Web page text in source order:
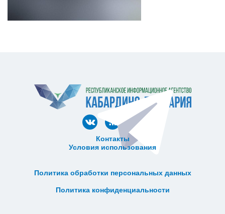
Контакты
Условия использования
Политика обработки персональных данных
Политика конфиденциальности